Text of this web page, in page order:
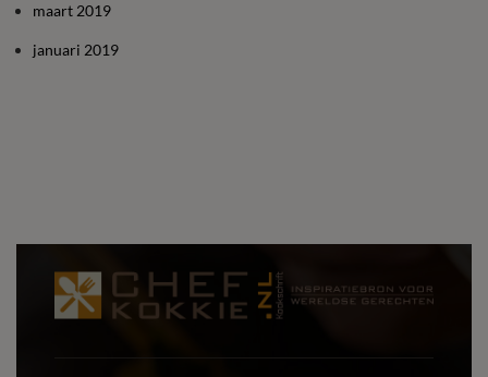
maart 2019
januari 2019